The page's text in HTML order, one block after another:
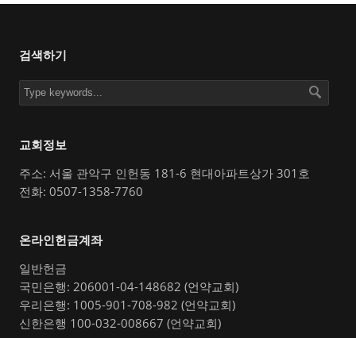
검색하기
교회정보
주소: 서울 관악구 인헌동 181-6 현대아파트상가 301호
전화: 0507-1358-7760
온라인헌금계좌
일반헌금
국민은행: 206001-04-148682 (언약교회)
우리은행: 1005-901-708-982 (언약교회)
신한은행 100-032-008667 (언약교회)